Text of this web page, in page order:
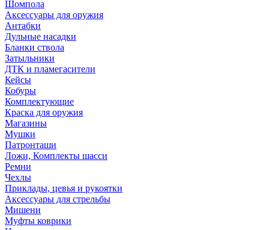
Шомпола
Аксессуары для оружия
Антабки
Дульные насадки
Бланки ствола
Затыльники
ДТК и пламегасители
Кейсы
Кобуры
Комплектующие
Краска для оружия
Магазины
Мушки
Патронташи
Ложи, Комплекты шасси
Ремни
Чехлы
Приклады, цевья и рукоятки
Аксессуары для стрельбы
Мишени
Муфты коврики